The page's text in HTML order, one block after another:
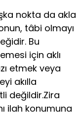
nokta da akla
tâbi olmayı
Bu
için aklı
etmek veya
akılla
değildir.Zira
ilah konumuna